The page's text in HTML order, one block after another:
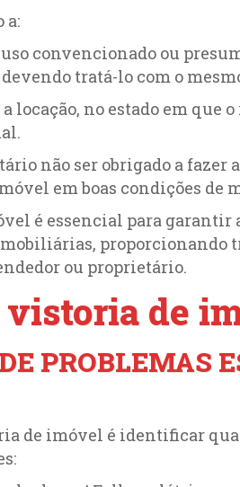
a:
convencionado ou
tratá-lo com o
no estado em que o
não ser obrigado a
em boas condições de
é essencial para garantir
proporcionando
ou proprietário.
vistoria de
PROBLEMAS
de imóvel é identificar